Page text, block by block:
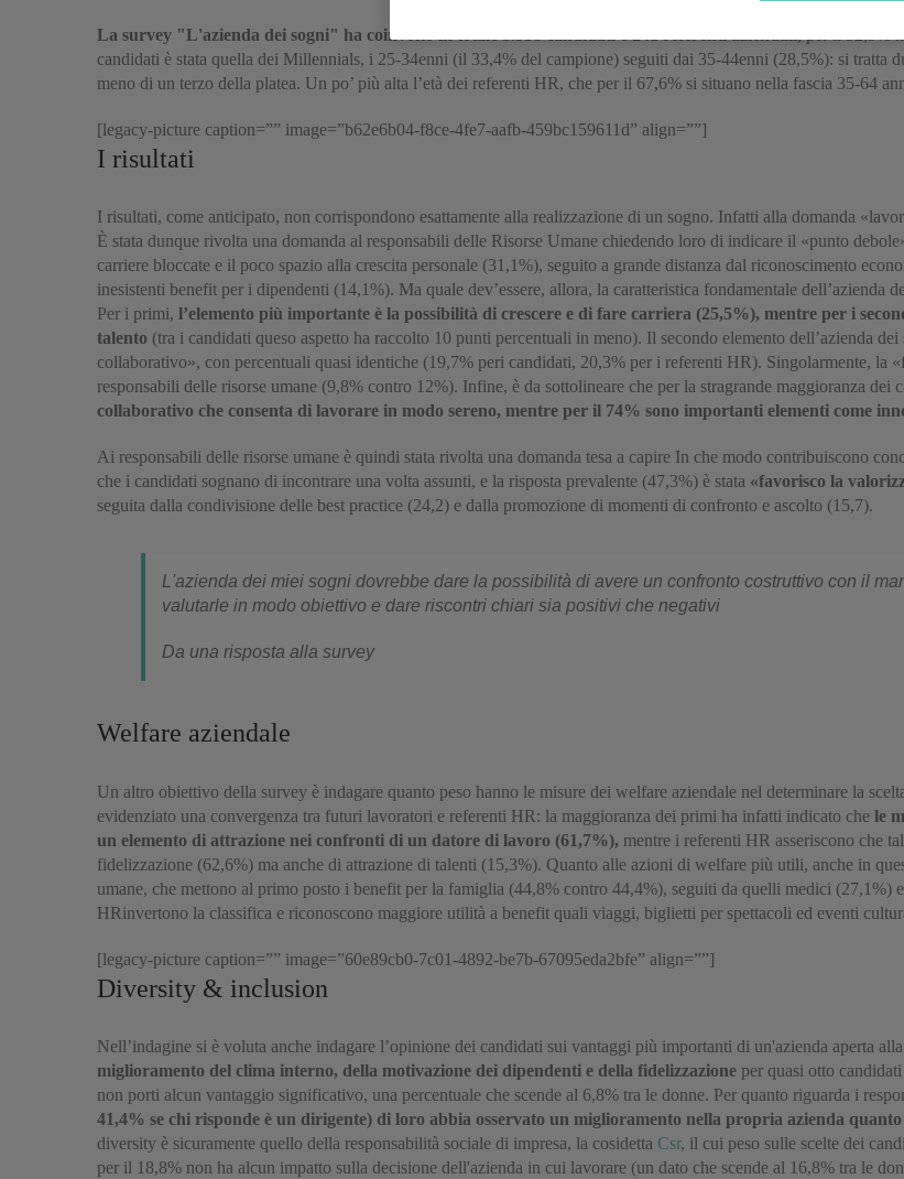
La survey "L'azienda dei sogni" ha coinvolto in totale 3.338 candidati e 241 referenti aziendali,
per il 52,9%
candidati è stata quella dei Millennials, i 25-34enni (il 33,4% del campione) seguiti dai 35-44enni (28,5%): si tratta
meno di un terzo della platea. Un po’ più alta l’età dei referenti HR, che per il 67,6% si situano nella fascia 35-64
[legacy-picture caption=”” image=”b62e6b04-f8ce-4fe7-aafb-459bc159611d” align=””]
I risultati
I risultati, come anticipato, non corrispondono esattamente alla realizzazione di un sogno. Infatti alla domanda
È stata dunque rivolta una domanda al responsabili delle Risorse Umane chiedendo loro di indicare il «punto
carriere bloccate e il poco spazio alla crescita personale (31,1%), seguito a grande distanza dal riconoscimento
inesistenti benefit per i dipendenti (14,1%). Ma quale dev’essere, allora, la caratteristica fondamentale dell’azienda
Per i primi, l’elemento più importante è la possibilità di crescere e di fare carriera (25,5%), mentre per i
talento (tra i candidati queso aspetto ha raccolto 10 punti percentuali in meno). Il secondo elemento dell’azienda
collaborativo», con percentuali quasi identiche (19,7% peri candidati, 20,3% per i referenti HR). Singolarmente, la
responsabili delle risorse umane (9,8% contro 12%). Infine, è da sottolineare che per la stragrande maggioranza dei
collaborativo che consenta di lavorare in modo sereno, mentre per il 74% sono importanti elementi come
Ai responsabili delle risorse umane è quindi stata rivolta una domanda tesa a capire In che modo contribuiscono
che i candidati sognano di incontrare una volta assunti, e la risposta prevalente (47,3%) è stata «favorisco la
seguita dalla condivisione delle best practice (24,2) e dalla promozione di momenti di confronto e ascolto (15,7).
L'azienda dei miei sogni dovrebbe dare la possibilità di avere un confronto costruttivo con il
valutarle in modo obiettivo e dare riscontri chiari sia positivi che negativi
Da una risposta alla survey
Welfare aziendale
Un altro obiettivo della survey è indagare quanto peso hanno le misure dei welfare aziendale nel determinare la
evidenziato una convergenza tra futuri lavoratori e referenti HR: la maggioranza dei primi ha infatti indicato che le
un elemento di attrazione nei confronti di un datore di lavoro (61,7%), mentre i referenti HR asseriscono che
fidelizzazione (62,6%) ma anche di attrazione di talenti (15,3%). Quanto alle azioni di welfare più utili, anche in
umane, che mettono al primo posto i benefit per la famiglia (44,8% contro 44,4%), seguiti da quelli medici
HRinvertono la classifica e riconoscono maggiore utilità a benefit quali viaggi, biglietti per spettacoli ed eventi
[legacy-picture caption=”” image=”60e89cb0-7c01-4892-be7b-67095eda2bfe” align=””]
Diversity & inclusion
Nell’indagine si è voluta anche indagare l’opinione dei candidati sui vantaggi più importanti di un'azienda aperta
miglioramento del clima interno, della motivazione dei dipendenti e della fidelizzazione per quasi otto
non porti alcun vantaggio significativo, una percentuale che scende al 6,8% tra le donne. Per quanto riguarda i
41,4% se chi risponde è un dirigente) di loro abbia osservato un miglioramento nella propria azienda
diversity è sicuramente quello della responsabilità sociale di impresa, la cosidetta Csr, il cui peso sulle scelte dei
per il 18,8% non ha alcun impatto sulla decisione dell'azienda in cui lavorare (un dato che scende al 16,8% tra le